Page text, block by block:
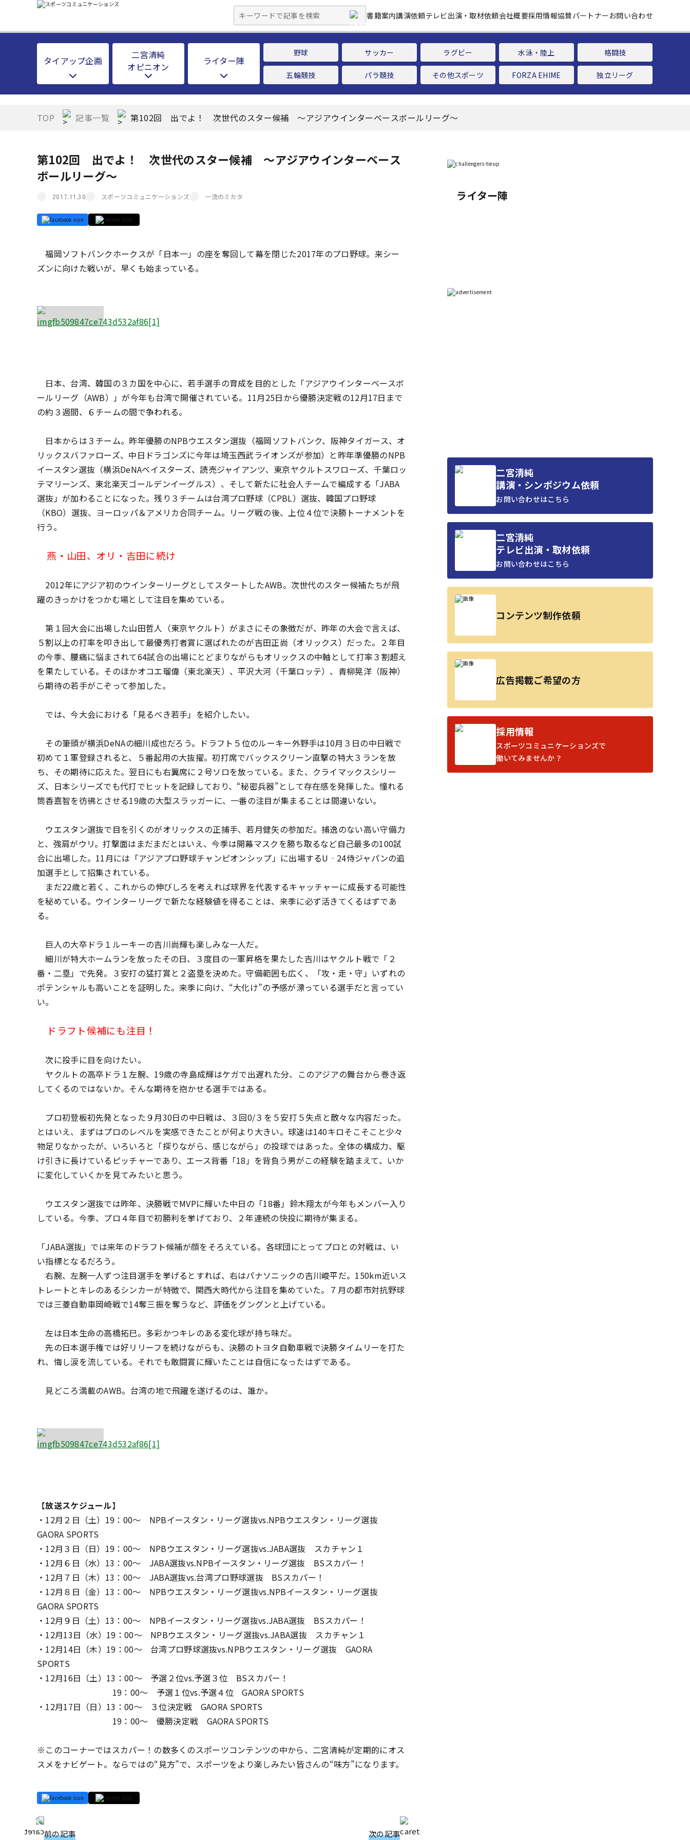
書籍案内講演依頼テレビ出演・取材依頼会社概要採用情報協賛パートナーお問い合わせ
タイアップ企画
二宮清純
オピニオン
ライター陣
野球 サッカー ラグビー 水泳・陸上 格闘技
五輪競技 パラ競技 その他スポーツ FORZA EHIME 独立リーグ
TOP 記事一覧 第102回 出でよ！ 次世代のスター候補 ～アジアウインターベースボールリーグ～
第102回 出でよ！ 次世代のスター候補 ～アジアウインターベース
ボールリーグ～
2017.11.30 スポーツコミュニケーションズ 一流のミカタ
福岡ソフトバンクホークスが「日本一」の座を奪回して幕を閉じた2017年のプロ野球。来シー
ズンに向けた戦いが、早くも始まっている。
日本、台湾、韓国の３カ国を中心に、若手選手の育成を目的とした「アジアウインターベースボ
ールリーグ（AWB）」が今年も台湾で開催されている。11月25日から優勝決定戦の12月17日まで
の約３週間、６チームの間で争われる。
日本からは３チーム。昨年優勝のNPBウエスタン選抜（福岡ソフトバンク、阪神タイガース、オ
リックスバファローズ、中日ドラゴンズに今年は埼玉西武ライオンズが参加）と昨年準優勝のNPB
イースタン選抜（横浜DeNAベイスターズ、読売ジャイアンツ、東京ヤクルトスワローズ、千葉ロッ
テマリーンズ、東北楽天ゴールデンイーグルス）、そして新たに社会人チームで編成する「JABA
選抜」が加わることになった。残り３チームは台湾プロ野球（CPBL）選抜、韓国プロ野球
（KBO）選抜、ヨーロッパ＆アメリカ合同チーム。リーグ戦の後、上位４位で決勝トーナメントを
行う。
燕・山田、オリ・吉田に続け
2012年にアジア初のウインターリーグとしてスタートしたAWB。次世代のスター候補たちが飛
躍のきっかけをつかむ場として注目を集めている。
第１回大会に出場した山田哲人（東京ヤクルト）がまさにその象徴だが、昨年の大会で言えば、
５割以上の打率を叩き出して最優秀打者賞に選ばれたのが吉田正尚（オリックス）だった。２年目
の今季、腰痛に悩まされて64試合の出場にとどまりながらもオリックスの中軸として打率３割超え
を果たしている。そのほかオコエ瑠偉（東北楽天）、平沢大河（千葉ロッテ）、青柳晃洋（阪神）
ら期待の若手がこぞって参加した。
では、今大会における「見るべき若手」を紹介したい。
その筆頭が横浜DeNAの細川成也だろう。ドラフト５位のルーキー外野手は10月３日の中日戦で
初めて１軍登録されると、５番起用の大抜擢。初打席でバックスクリーン直撃の特大３ランを放
ち、その期待に応えた。翌日にも右翼席に２号ソロを放っている。また、クライマックスシリー
ズ、日本シリーズでも代打でヒットを記録しており、“秘密兵器”として存在感を発揮した。憧れる
筒香嘉智を彷彿とさせる19歳の大型スラッガーに、一番の注目が集まることは間違いない。
ウエスタン選抜で目を引くのがオリックスの正捕手、若月健矢の参加だ。捕逸のない高い守備力
と、強肩がウリ。打撃面はまだまだとはいえ、今季は開幕マスクを勝ち取るなど自己最多の100試
合に出場した。11月には「アジアプロ野球チャンピオンシップ」に出場するU‐24侍ジャパンの追
加選手として招集されている。
まだ22歳と若く、これからの伸びしろを考えれば球界を代表するキャッチャーに成長する可能性
を秘めている。ウインターリーグで新たな経験値を得ることは、来季に必ず活きてくるはずであ
る。
巨人の大卒ドラ１ルーキーの吉川尚輝も楽しみな一人だ。
細川が特大ホームランを放ったその日、３度目の一軍昇格を果たした吉川はヤクルト戦で「２
番・二塁」で先発。３安打の猛打賞と２盗塁を決めた。守備範囲も広く、「攻・走・守」いずれの
ポテンシャルも高いことを証明した。来季に向け、“大化け”の予感が漂っている選手だと言ってい
い。
ドラフト候補にも注目！
次に投手に目を向けたい。
ヤクルトの高卒ドラ１左腕、19歳の寺島成輝はケガで出遅れた分、このアジアの舞台から巻き返
してくるのではないか。そんな期待を抱かせる選手ではある。
プロ初登板初先発となった９月30日の中日戦は、３回0/３を５安打５失点と散々な内容だった。
とはいえ、まずはプロのレベルを実感できたことが何より大きい。球速は140キロそこそこと少々
物足りなかったが、いろいろと「探りながら、感じながら」の投球ではあった。全体の構成力、駆
け引きに長けているピッチャーであり、エース背番「18」を背負う男がこの経験を踏まえて、いか
に変化していくかを見てみたいと思う。
ウエスタン選抜では昨年、決勝戦でMVPに輝いた中日の「18番」鈴木翔太が今年もメンバー入り
している。今季、プロ４年目で初勝利を挙げており、２年連続の快投に期待が集まる。
「JABA選抜」では来年のドラフト候補が顔をそろえている。各球団にとってプロとの対戦は、い
い指標となるだろう。
右腕、左腕一人ずつ注目選手を挙げるとすれば、右はパナソニックの吉川峻平だ。150km近いス
トレートとキレのあるシンカーが特徴で、関西大時代から注目を集めていた。７月の都市対抗野球
では三菱自動車岡崎戦で14奪三振を奪うなど、評価をグングンと上げている。
左は日本生命の高橋拓巳。多彩かつキレのある変化球が持ち味だ。
先の日本選手権では好リリーフを続けながらも、決勝のトヨタ自動車戦で決勝タイムリーを打た
れ、悔し涙を流している。それでも敢闘賞に輝いたことは自信になったはずである。
見どころ満載のAWB。台湾の地で飛躍を遂げるのは、誰か――。
【放送スケジュール】
・12月２日（土）19：00～ NPBイースタン・リーグ選抜vs.NPBウエスタン・リーグ選抜
GAORA SPORTS
・12月３日（日）19：00～ NPBウエスタン・リーグ選抜vs.JABA選抜 スカチャン１
・12月６日（水）13：00～ JABA選抜vs.NPBイースタン・リーグ選抜 BSスカパー！
・12月７日（木）13：00～ JABA選抜vs.台湾プロ野球選抜 BSスカパー！
・12月８日（金）13：00～ NPBウエスタン・リーグ選抜vs.NPBイースタン・リーグ選抜
GAORA SPORTS
・12月９日（土）13：00～ NPBイースタン・リーグ選抜vs.JABA選抜 BSスカパー！
・12月13日（水）19：00～ NPBウエスタン・リーグ選抜vs.JABA選抜 スカチャン１
・12月14日（木）19：00～ 台湾プロ野球選抜vs.NPBウエスタン・リーグ選抜 GAORA
SPORTS
・12月16日（土）13：00～ 予選２位vs.予選３位 BSスカパー！
19：00～ 予選１位vs.予選４位 GAORA SPORTS
・12月17日（日）13：00～ ３位決定戦 GAORA SPORTS
19：00～ 優勝決定戦 GAORA SPORTS
※このコーナーではスカパー！の数多くのスポーツコンテンツの中から、二宮清純が定期的にオス
スメをナビゲート。ならではの“見方”で、スポーツをより楽しみたい皆さんの“味方”になります。
前の記事 次の記事
ライター陣
二宮清純
講演・シンポジウム依頼
お問い合わせはこちら
二宮清純
テレビ出演・取材依頼
お問い合わせはこちら
コンテンツ制作依頼
広告掲載ご希望の方
採用情報
スポーツコミュニケーションズで
働いてみませんか？